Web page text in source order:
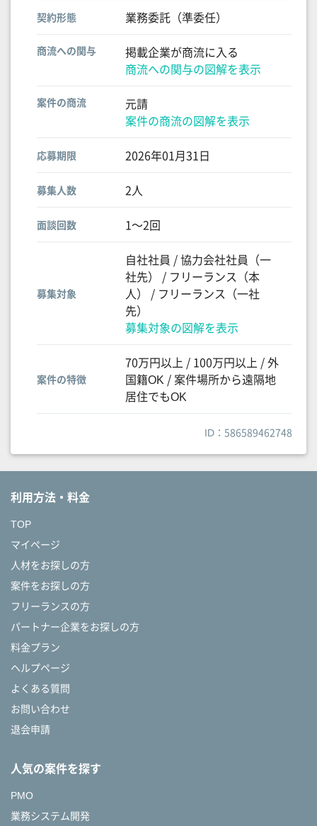
契約形態 業務委託（準委任）
商流への関与
掲載企業が商流に入る
商流への関与の図解を表示
案件の商流
元請
案件の商流の図解を表示
応募期限 2026年01月31日
募集人数 2人
面談回数 1〜2回
募集対象
自社社員 / 協力会社社員（一
社先） / フリーランス（本
人） / フリーランス（一社
先）
募集対象の図解を表示
案件の特徴
70万円以上 / 100万円以上 / 外
国籍OK / 案件場所から遠隔地
居住でもOK
ID：586589462748
利用方法・料金
TOP
マイページ
人材をお探しの方
案件をお探しの方
フリーランスの方
パートナー企業をお探しの方
料金プラン
ヘルプページ
よくある質問
お問い合わせ
退会申請
人気の案件を探す
PMO
業務システム開発